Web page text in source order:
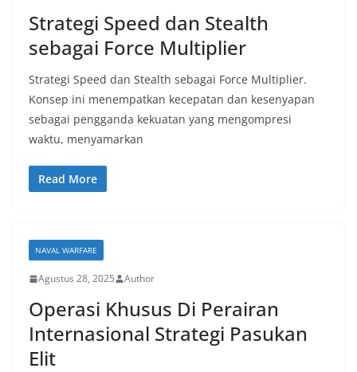
Strategi Speed dan Stealth
sebagai Force Multiplier
Strategi Speed dan Stealth sebagai Force Multiplier.
Konsep ini menempatkan kecepatan dan kesenyapan
sebagai pengganda kekuatan yang mengompresi
waktu, menyamarkan
Read More
NAVAL WARFARE
Agustus 28, 2025 Author
Operasi Khusus Di Perairan
Internasional Strategi Pasukan
Elit